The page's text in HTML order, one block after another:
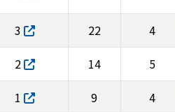
3 22 4
2 14 5
1 9 4